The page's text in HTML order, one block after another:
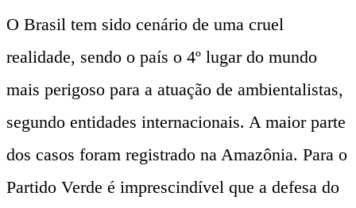
O Brasil tem sido cenário de uma cruel
realidade, sendo o país o 4º lugar do mundo
mais perigoso para a atuação de ambientalistas,
segundo entidades internacionais. A maior parte
dos casos foram registrado na Amazônia. Para o
Partido Verde é imprescindível que a defesa do